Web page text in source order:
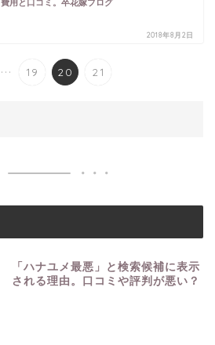
費用と口コミ。卒花嫁ブログ
2018年8月2日
... 19 20 21
「ハナユメ最悪」と検索候補に表示
される理由。口コミや評判が悪い？